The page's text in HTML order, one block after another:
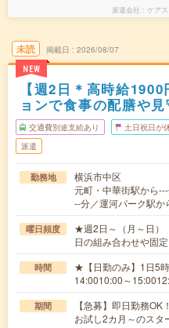
派遣会社 ケア
未読
NEW
掲載日 2026/08/07
【週2日＊高時給
ョンで食事の配膳や
交通費別途支給あり 土日祝日が
派遣
勤務地
横浜市中区
元町・中華街駅から
--分／運河パーク駅か
曜日頻度
★週2日～（月～日）
日の組み合わせや固定
時間
★【日勤のみ】1日5
14:0010:00～
期間
【急募】即日勤務
お試し2カ月～のスタ